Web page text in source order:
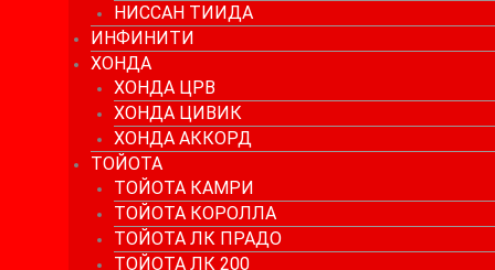
НИССАН ТИИДА
ИНФИНИТИ
ХОНДА
ХОНДА ЦРВ
ХОНДА ЦИВИК
ХОНДА АККОРД
ТОЙОТА
ТОЙОТА КАМРИ
ТОЙОТА КОРОЛЛА
ТОЙОТА ЛК ПРАДО
ТОЙОТА ЛК 200